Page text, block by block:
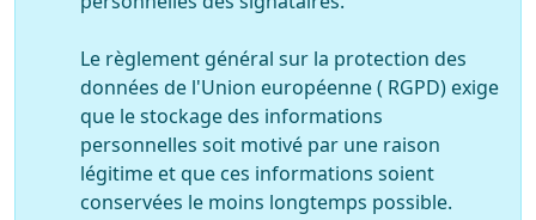
dans les médias: AUCUN CHANGEMENT EFFICACE,
AUCUN ARRANGEMENT NATIONAL VICTOIRE POUR
VOTRE PROBLÈME! POURQUOI?
Des défenseurs des animaux civils dévoués mais
extrêmement surchargés, quelques centaines de petits
Le règlement général sur la protection des
données de l'Union européenne ( RGPD) exige
que le stockage des informations
personnelles soit motivé par une raison
légitime et que ces informations soient
conservées le moins longtemps possible.